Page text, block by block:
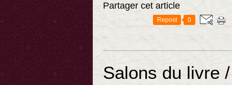
Partager cet article
Repost 0
Salons du livre